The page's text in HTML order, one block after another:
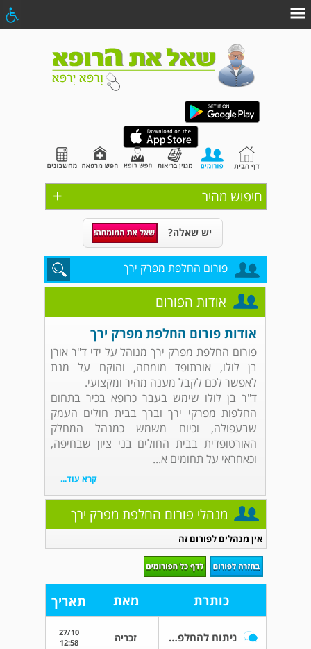
+ חיפוש מהיר
יש שאלה?
פורום החלפת מפרק ירך
אודות הפורום
אודות פורום החלפת מפרק ירך
פורום החלפת מפרק ירך מנוהל על ידי ד"ר אורן
בן לולו, אורתופד מומחה, והוקם על מנת
לאפשר לכם לקבל מענה מהיר ומקצועי.
ד"ר בן לולו שימש בעבר כרופא בכיר בתחום
החלפות מפרקי ירך וברך בבית חולים העמק
שבעפולה, וכיום משמש כמנהל המחלק
האורטופדית בבית החולים בני ציון שבחיפה,
וכאחראי על תחומים א...
קרא עוד...
מנהלי פורום החלפת מפרק ירך
אין מנהלים לפורום זה
כותרת מאת תאריך
ניתוח להחלפת מפרק הירך זכריה
27/10
12:58